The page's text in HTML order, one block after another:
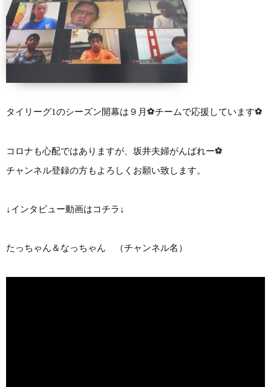
タイリーグ1のシーズン開幕は９月⚽チームで応援しています⚽
コロナも心配ではありますが、坂井夫婦がんばれー⚽
チャンネル登録の方もよろしくお願い致します。
↓インタビュー動画はコチラ↓
たっちゃん＆なっちゃん （チャンネル名）